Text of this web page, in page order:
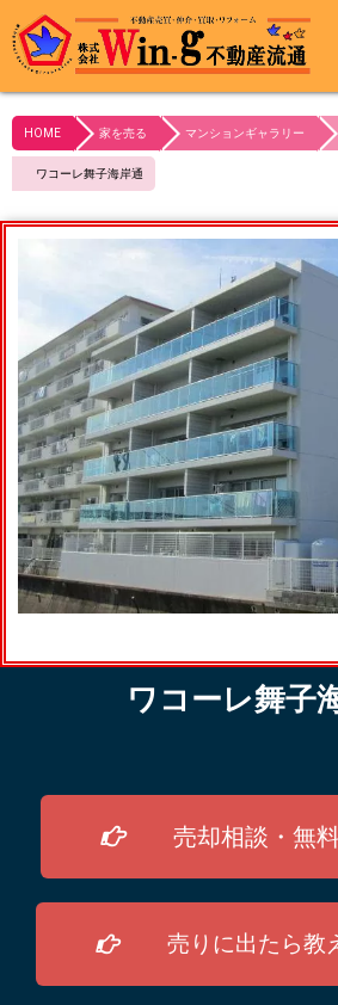
最終更新日:2023/10/21
HOME 家を売る マンションギャラリー
ワコーレ舞子海岸通
ワコーレ舞子
売却相談・無
売りに出たら教